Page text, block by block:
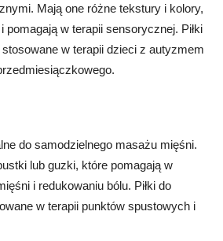
Mają one różne tekstury i kolory,
pomagają w terapii sensorycznej. Piłki
w terapii dzieci z autyzmem
do samodzielnego masażu mięśni.
lub guzki, które pomagają w
i redukowaniu bólu. Piłki do
w terapii punktów spustowych i